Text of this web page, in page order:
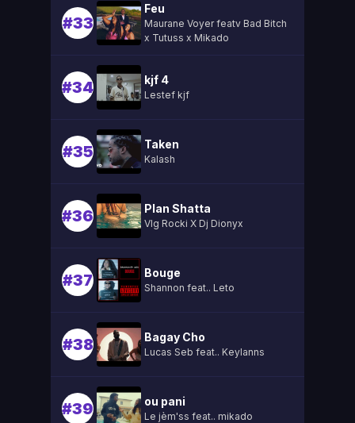
#33
Feu
Maurane Voyer featv Bad Bitch
x Tutuss x Mikado
#34 kjf 4
Lestef kjf
#35 Taken
Kalash
#36 Plan Shatta
Vlg Rocki X Dj Dionyx
#37 Bouge
Shannon feat.. Leto
#38 Bagay Cho
Lucas Seb feat.. Keylanns
#39 ou pani
Le jèm'ss feat.. mikado